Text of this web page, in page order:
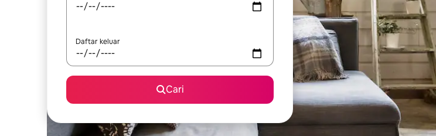
Daftar keluar
Cari